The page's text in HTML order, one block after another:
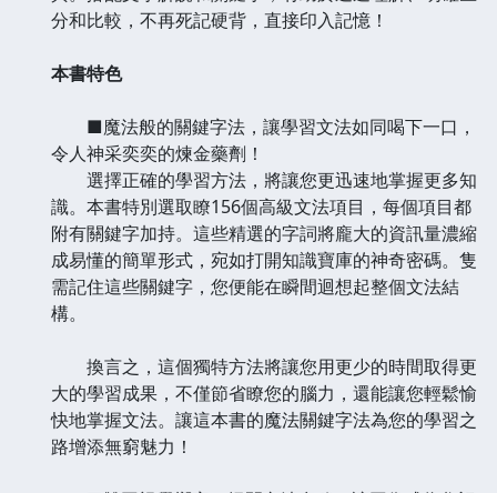
分和比較，不再死記硬背，直接印入記憶！
本書特色
■魔法般的關鍵字法，讓學習文法如同喝下一口，
令人神采奕奕的煉金藥劑！
選擇正確的學習方法，將讓您更迅速地掌握更多知
識。本書特別選取瞭156個高級文法項目，每個項目都
附有關鍵字加持。這些精選的字詞將龐大的資訊量濃縮
成易懂的簡單形式，宛如打開知識寶庫的神奇密碼。隻
需記住這些關鍵字，您便能在瞬間迴想起整個文法結
構。
換言之，這個獨特方法將讓您用更少的時間取得更
大的學習成果，不僅節省瞭您的腦力，還能讓您輕鬆愉
快地掌握文法。讓這本書的魔法關鍵字法為您的學習之
路增添無窮魅力！